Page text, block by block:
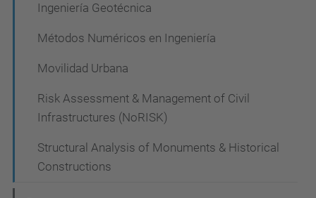
Ingeniería Geotécnica
Métodos Numéricos en Ingeniería
Movilidad Urbana
Risk Assessment & Management of Civil
Infrastructures (NoRISK)
Structural Analysis of Monuments & Historical
Constructions